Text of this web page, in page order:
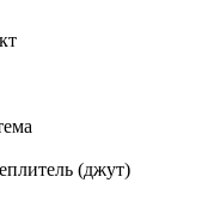
(джут)